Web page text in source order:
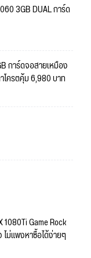
3GB DUAL การ์ด
การ์ดจอสายเหมือง
โครตคุ้ม 6,980 บาท
1080Ti Game Rock
ม่แพงหาซื้อได้ง่ายๆ